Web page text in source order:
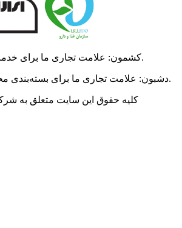
کشمون: علامت تجاری ما برای خدمات آنلاین وب‌سایتمونه.
دشبون: علامت تجاری ما برای بسته‌بندی محصولات کشاورزامونه.
کلیه حقوق این سایت متعلق به